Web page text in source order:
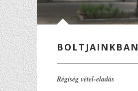
BOLTJAINKBAN
Régiség vétel-eladás